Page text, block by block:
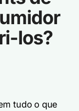
los?
tudo o que